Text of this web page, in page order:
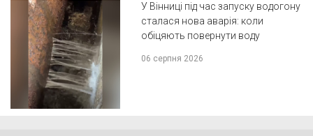
У Вінниці під час запуску водогону
сталася нова аварія: коли
обіцяють повернути воду
06 серпня 2026